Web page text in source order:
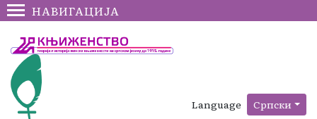
НАВИГАЦИЈА
Language Српски